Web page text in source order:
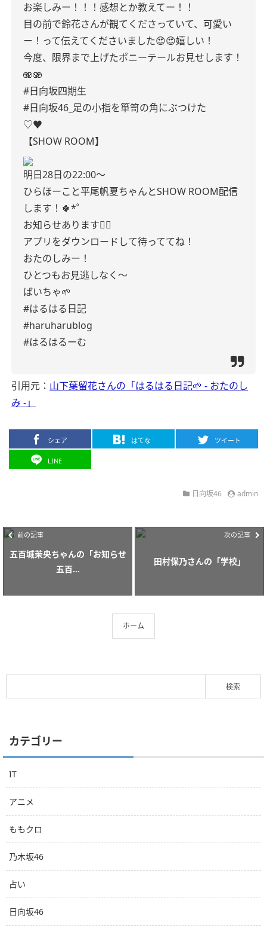
お楽しみー！！！感想とか教えてー！！
目の前で鈴花さんが観てくださっていて、可愛い
ー！って伝えてくださいました😍😍嬉しい！
今度、限界まで上げたポニーテールお見せします！
🫨🫨
#日向坂四期生
#日向坂46_足の小指を箪笥の角にぶつけた
♡♥
【SHOW ROOM】
明日28日の22:00〜
ひらほーこと平尾帆夏ちゃんとSHOW ROOM配信
します！🍀*゜
お知らせあります💁‍♀️
アプリをダウンロードして待っててね！
おたのしみー！
ひとつもお見逃しなく〜
ばいちゃ🌱
#はるはる日記
#haruharublog
#はるはるーむ
引用元： 山下葉留花さんの「はるはる日記🌱 - おたのし
み -」
シェア はてな ツイート
LINE
日向坂46 admin
前の記事
五百城茉央ちゃんの「お知らせ
五百...
次の記事
田村保乃さんの「学校」
ホーム
カテゴリー
IT
アニメ
ももクロ
乃木坂46
占い
日向坂46